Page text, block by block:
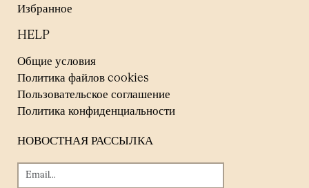
Избранное
HELP
Общие условия
Политика файлов cookies
Пользовательское соглашение
Политика конфиденциальности
НОВОСТНАЯ РАССЫЛКА